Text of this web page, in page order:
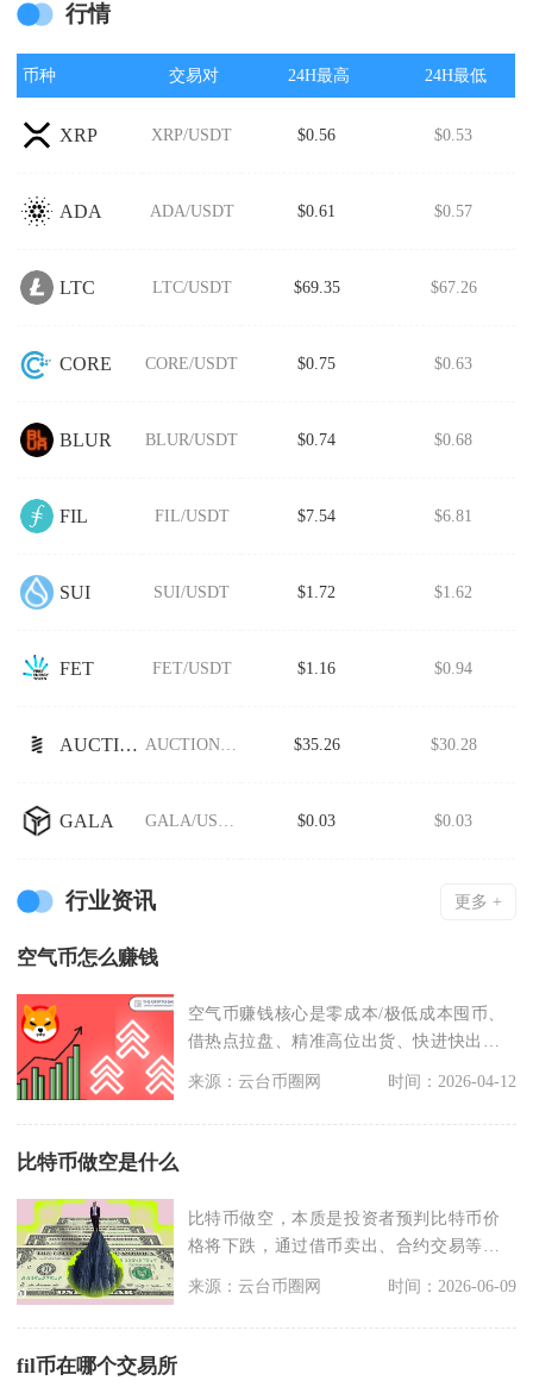
行情
币种 交易对 24H最高 24H最低
XRP XRP/USDT $0.56 $0.53
ADA ADA/USDT $0.61 $0.57
LTC LTC/USDT $69.35 $67.26
CORE CORE/USDT $0.75 $0.63
BLUR BLUR/USDT $0.74 $0.68
FIL FIL/USDT $7.54 $6.81
SUI SUI/USDT $1.72 $1.62
FET FET/USDT $1.16 $0.94
AUCTION AUCTION/USDT $35.26 $30.28
GALA GALA/USDT $0.03 $0.03
行业资讯 更多 +
空气币怎么赚钱
空气币赚钱核心是零成本/极低成本囤币、
借热点拉盘、精准高位出货、快进快出套
来源：云台币圈网 时间：2026-04-12
比特币做空是什么
比特币做空，本质是投资者预判比特币价
格将下跌，通过借币卖出、合约交易等方
来源：云台币圈网 时间：2026-06-09
fil币在哪个交易所